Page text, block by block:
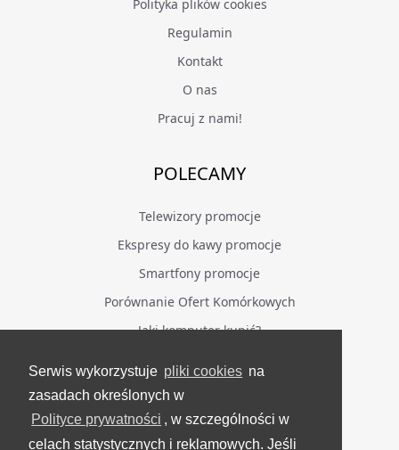
Serwis wykorzystuje pliki cookies na
zasadach określonych w
Polityce prywatności , w szczególności w
celach statystycznych i reklamowych. Jeśli
Polityka plików cookies
Regulamin
Kontakt
O nas
Pracuj z nami!
POLECAMY
Telewizory promocje
Ekspresy do kawy promocje
Smartfony promocje
Porównanie Ofert Komórkowych
Jaki komputer kupić?
BĄDŹ NA BIEŻĄCO
Facebook